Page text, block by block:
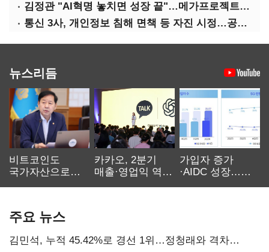
김정관 "AI혁명 놓치면 성장 끝"…메가프로젝트·메가특구 속도전
통신 3사, 개인정보 침해 면책 등 자진 시정…공정위 "이용자 권리 강화"
뉴스리듬
비트코인도
국가자산으로…'
카카오, 2분기
매출·영업익 역대
가입자 증가
·AIDC 성장…
주요 뉴스
김민석, 누적 45.42%로 경선 1위…정청래와 격차